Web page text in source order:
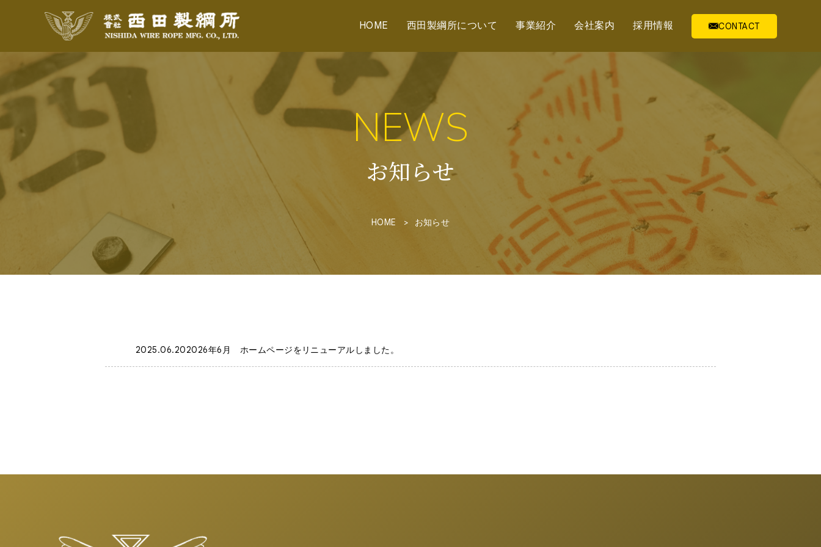
HOME 西田製綱所について 事業紹介 会社案内 採用情報 CONTACT
NEWS
お知らせ
HOME お知らせ
2025.06.202026年6月 ホームページをリニューアルしました。